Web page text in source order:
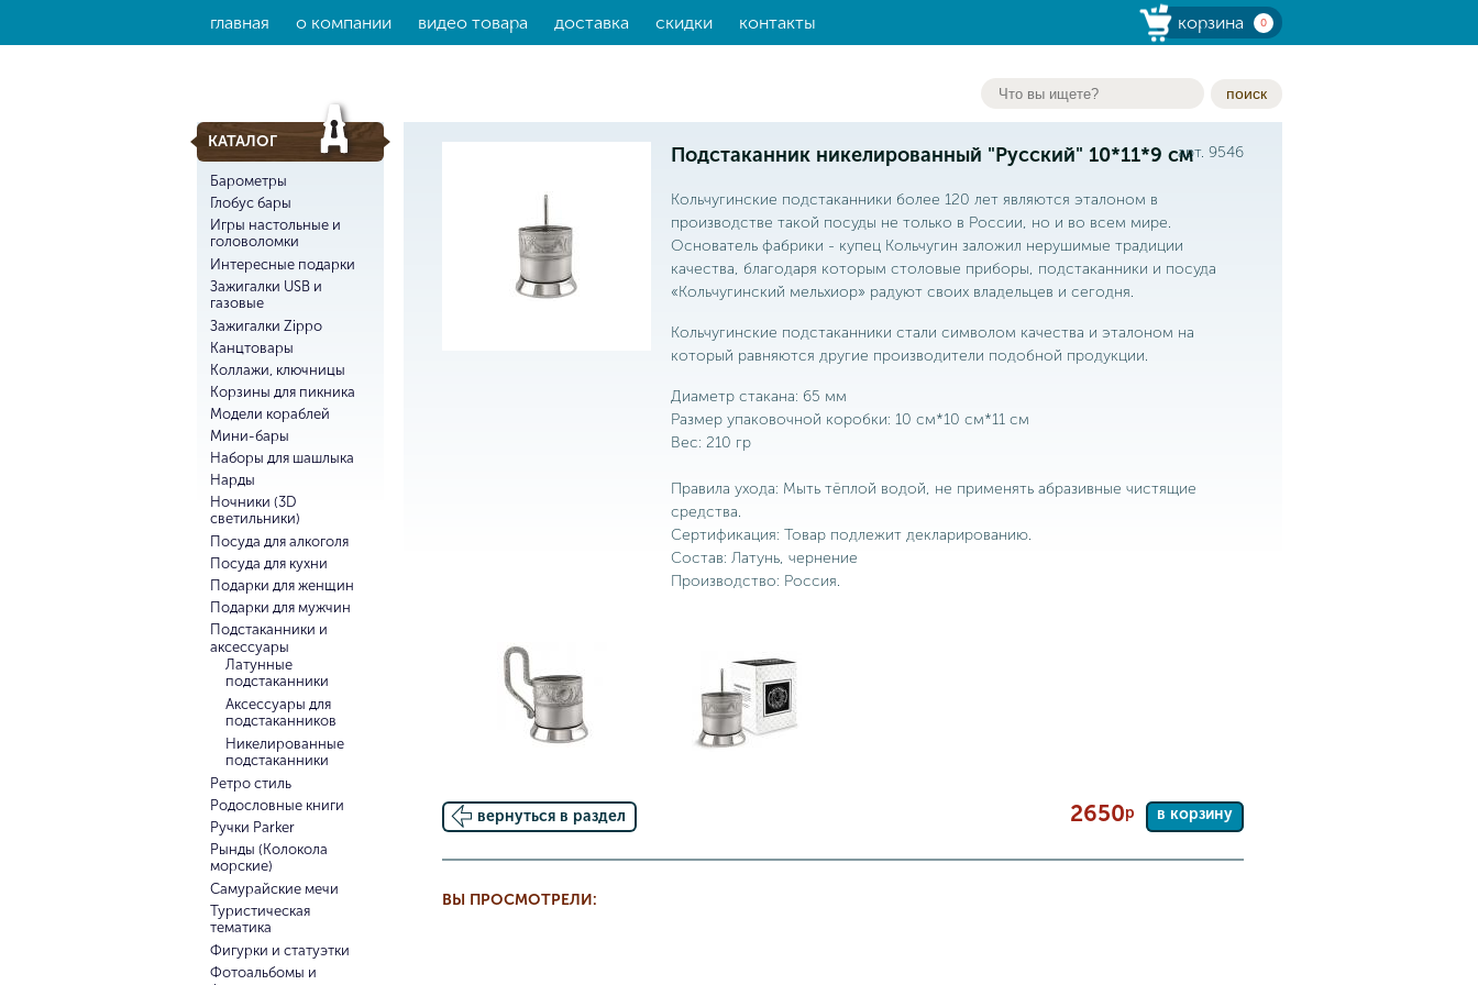
главная о компании видео товара доставка скидки контакты корзина 0
поиск
КАТАЛОГ
Барометры
Глобус бары
Игры настольные и
головоломки
Интересные подарки
Зажигалки USB и
газовые
Зажигалки Zippo
Канцтовары
Коллажи, ключницы
Корзины для пикника
Модели кораблей
Мини-бары
Наборы для шашлыка
Нарды
Ночники (3D
светильники)
Посуда для алкоголя
Посуда для кухни
Подарки для женщин
Подарки для мужчин
Подстаканники и
аксессуары
Латунные
подстаканники
Аксессуары для
подстаканников
Никелированные
подстаканники
Ретро стиль
Родословные книги
Ручки Parker
Рынды (Колокола
морские)
Самурайские мечи
Туристическая
тематика
Фигурки и статуэтки
Фотоальбомы и
Подстаканник никелированный "Русский" 10*11*9 смарт. 9546
Кольчугинские подстаканники более 120 лет являются эталоном в
производстве такой посуды не только в России, но и во всем мире.
Основатель фабрики - купец Кольчугин заложил нерушимые традиции
качества, благодаря которым столовые приборы, подстаканники и посуда
«Кольчугинский мельхиор» радуют своих владельцев и сегодня.
Кольчугинские подстаканники стали символом качества и эталоном на
который равняются другие производители подобной продукции.
Диаметр стакана: 65 мм
Размер упаковочной коробки: 10 см*10 см*11 см
Вес: 210 гр
Правила ухода: Мыть тёплой водой, не применять абразивные чистящие
средства.
Сертификация: Товар подлежит декларированию.
Состав: Латунь, чернение
Производство: Россия.
вернуться в раздел 2650р в корзину
ВЫ ПРОСМОТРЕЛИ: